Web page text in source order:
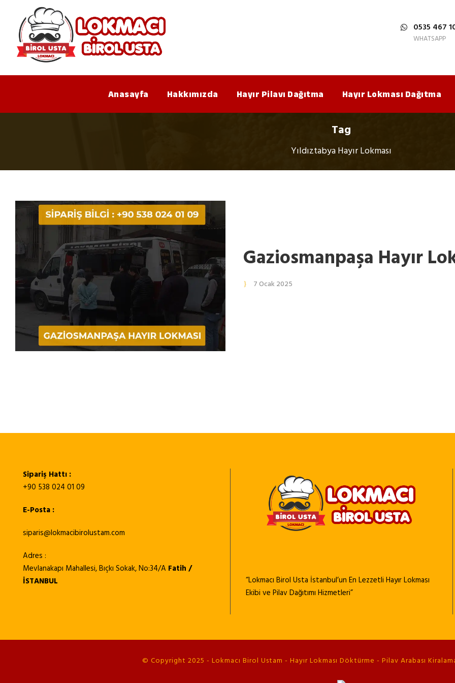
0535 467
WHATSAPP
Anasayfa Hakkımızda Hayır Pilavı Dağıtma Hayır Lokması Dağıtma
Tag
Yıldıztabya Hayır Lokması
Gaziosmanpaşa Hayır
7 Ocak 2025
Sipariş Hattı :
+90 538 024 01 09
E-Posta :
siparis@lokmacibirolustam.com
Adres :
Mevlanakapı Mahallesi, Bıçkı Sokak, No:34/A Fatih /
İSTANBUL
“Lokmacı Birol Usta İstanbul’un En Lezzetli Hayır Lokması
Ekibi ve Pilav Dağıtımı Hizmetleri”
© Copyright 2025 - Lokmacı Birol Ustam - Hayır Lokması Döktürme - Pilav Arabası